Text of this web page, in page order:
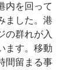
内を回って
ました。港
の群れが入
ます。移動
間留まる事